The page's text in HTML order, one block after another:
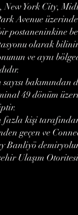
New York City,
Avenue
postaneninkine
olarak
ve aynı
bakımından
49 dönüm
fazla kişi
geçen ve
Banliyö
Ulaşım